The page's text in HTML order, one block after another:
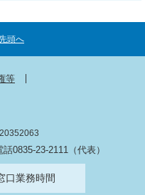
頭へ
等
話0835-23-2111（代表）
口業務時間